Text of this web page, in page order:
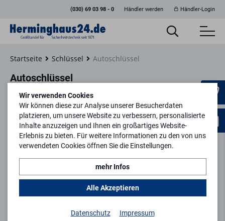
(030) 69 03 98 - 0 Händler werden Händler-Login
Startseite Schlüssel Autoschlüssel
Autoschlüssel
ohne PVC
Wir verwenden Cookies
Wir können diese zur Analyse unserer Besucherdaten
platzieren, um unsere Website zu verbessern, personalisierte
Inhalte anzuzeigen und Ihnen ein großartiges Website-
Erlebnis zu bieten. Für weitere Informationen zu den von uns
verwendeten Cookies öffnen Sie die Einstellungen.
mehr Infos
Alle Akzeptieren
Datenschutz Impressum